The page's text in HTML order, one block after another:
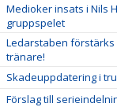
Medioker insats i Nils
gruppspelet
Ledarstaben förstärks
tränare!
Skadeuppdatering i
Förslag till